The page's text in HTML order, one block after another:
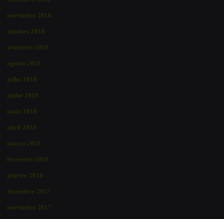
novembro 2018
outubro 2018
setembro 2018
agosto 2018
julho 2018
junho 2018
maio 2018
abril 2018
março 2018
fevereiro 2018
janeiro 2018
dezembro 2017
novembro 2017